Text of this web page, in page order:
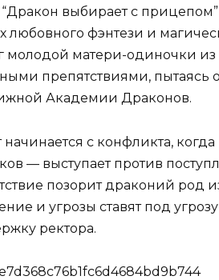
“Дракон выбирает с
любовного фэнтези и
молодой матери-одиночки из
препятствиями, пытаясь
Академии Драконов.
с конфликта,
— выступает против
позорит драконий род
и угрозы ставят под
ректора.